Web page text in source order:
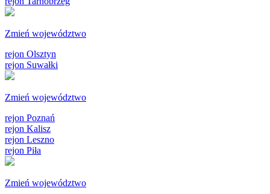
Zmień województwo
rejon Olsztyn
rejon Suwałki
Zmień województwo
rejon Poznań
rejon Kalisz
rejon Leszno
rejon Piła
Zmień województwo